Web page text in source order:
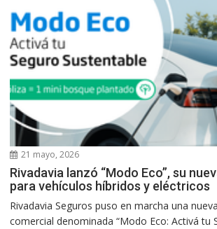
21 mayo, 2026
Rivadavia lanzó “Modo Eco”, su
para vehículos híbridos y eléctricos
Rivadavia Seguros puso en marcha una
comercial denominada “Modo Eco: Activá tu